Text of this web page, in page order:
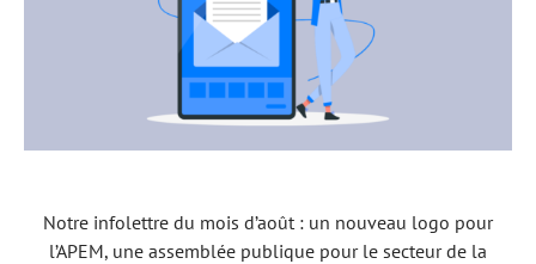
Notre infolettre du mois d’août : un nouveau logo pour
l’APEM, une assemblée publique pour le secteur de la